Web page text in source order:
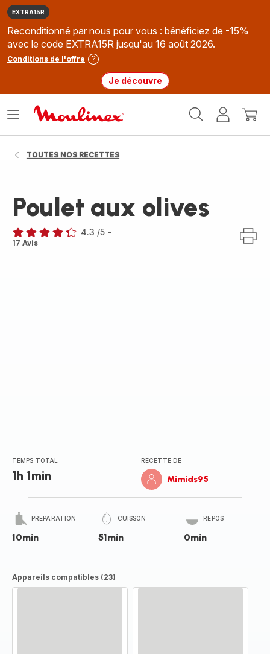
EXTRA15R
Reconditionné par nous pour vous : bénéficiez de -15%
avec le code EXTRA15R jusqu'au 16 août 2026.
Conditions de l'offre
Je découvre
MonMon
Ouvrir
TOUTES NOS RECETTES
Poulet aux olives
ratings.4.3
4.3 /5 -
17 Avis
TEMPS TOTAL
1h 1min
RECETTE DE
Mimids95
PRÉPARATION
10min
CUISSON
51min
REPOS
0min
Appareils compatibles (23)